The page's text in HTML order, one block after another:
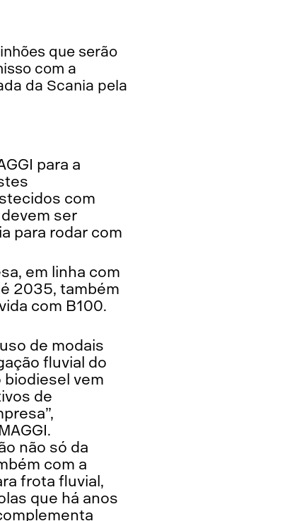
que serão
com a
da Scania pela
para a
com
ser
para rodar com
em linha com
2035, também
com B100.
de modais
fluvial do
vem
de
não só da
com a
frota fluvial,
que há anos